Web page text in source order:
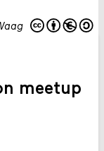
meetup